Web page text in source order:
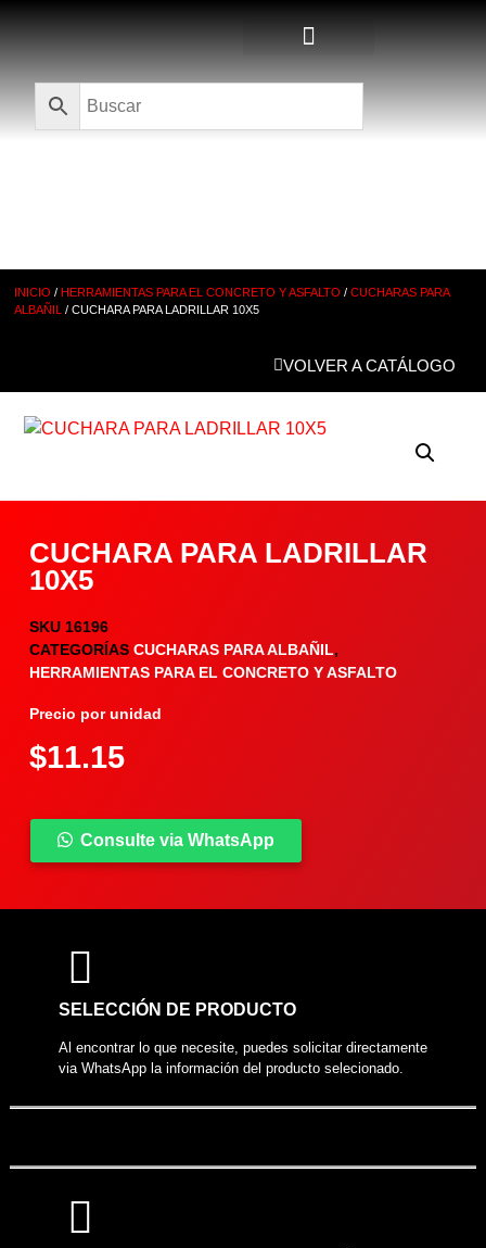
INICIO /HERRAMIENTAS PARA EL CONCRETO Y ASFALTO /CUCHARAS PARA
ALBAÑIL / CUCHARA PARA LADRILLAR 10X5
VOLVER A CATÁLOGO
CUCHARA PARA LADRILLAR
10X5
SKU 16196
CATEGORÍAS CUCHARAS PARA ALBAÑIL,
HERRAMIENTAS PARA EL CONCRETO Y ASFALTO
Precio por unidad
$11.15
Consulte via WhatsApp
COMPARTIR PRODUCTO
SELECCIÓN DE PRODUCTO
Al encontrar lo que necesite, puedes solicitar directamente
via WhatsApp la información del producto selecionado.